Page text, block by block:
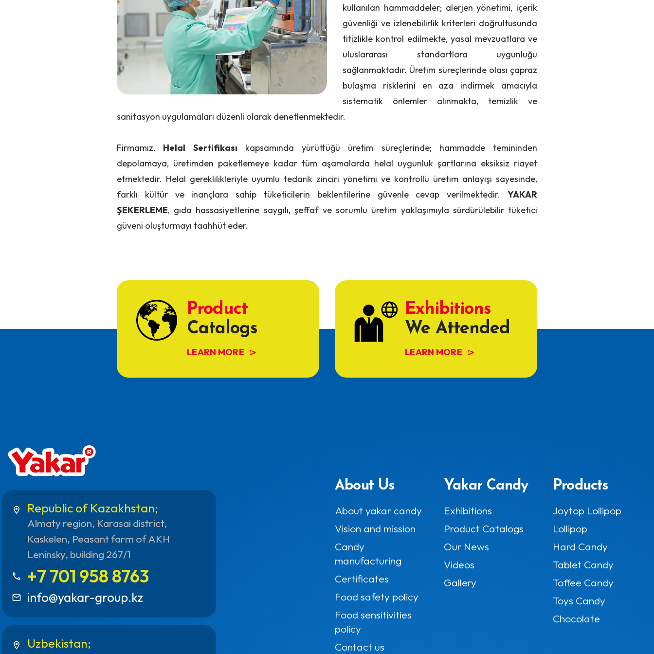
kullanılan hammaddeler; alerjen yönetimi, içerik
güvenliği ve izlenebilirlik kriterleri doğrultusunda
titizlikle kontrol edilmekte, yasal mevzuatlara ve
uluslararası standartlara uygunluğu
sağlanmaktadır. Üretim süreçlerinde olası çapraz
bulaşma risklerini en aza indirmek amacıyla
sistematik önlemler alınmakta, temizlik ve
sanitasyon uygulamaları düzenli olarak denetlenmektedir.
Firmamız, Helal Sertifikası kapsamında yürüttüğü üretim süreçlerinde; hammadde temininden
depolamaya, üretimden paketlemeye kadar tüm aşamalarda helal uygunluk şartlarına eksiksiz riayet
etmektedir. Helal gereklilikleriyle uyumlu tedarik zinciri yönetimi ve kontrollü üretim anlayışı sayesinde,
farklı kültür ve inançlara sahip tüketicilerin beklentilerine güvenle cevap verilmektedir. YAKAR
ŞEKERLEME, gıda hassasiyetlerine saygılı, şeffaf ve sorumlu üretim yaklaşımıyla sürdürülebilir tüketici
güveni oluşturmayı taahhüt eder.
Product
Catalogs
LEARN MORE
Exhibitions
We Attended
LEARN MORE
location_on Republic of Kazakhstan;
Almaty region, Karasai district,
Kaskelen, Peasant farm of AKH
Leninsky, building 267/1
call +7 701 958 8763
mail_outline info@yakar-group.kz
location_on Uzbekistan;
About Us
About yakar candy
Vision and mission
Candy
manufacturing
Certificates
Food safety policy
Food sensitivities
policy
Contact us
Yakar Candy
Exhibitions
Product Catalogs
Our News
Videos
Gallery
Products
Joytop Lollipop
Lollipop
Hard Candy
Tablet Candy
Toffee Candy
Toys Candy
Chocolate